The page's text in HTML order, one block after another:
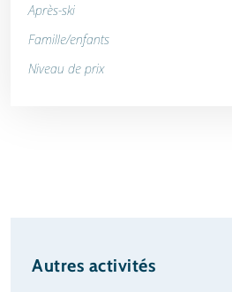
Après-ski
Famille/enfants
Niveau de prix
Autres activités